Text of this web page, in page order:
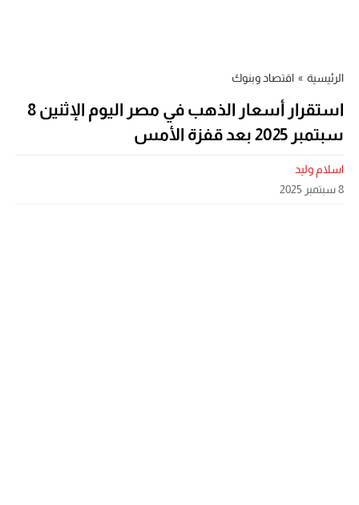
الرئيسية » اقتصاد وبنوك
استقرار أسعار الذهب في مصر اليوم الإثنين 8
سبتمبر 2025 بعد قفزة الأمس
اسلام وليد
8 سبتمبر 2025